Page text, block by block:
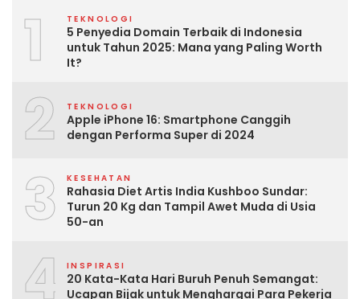
1 TEKNOLOGI
5 Penyedia Domain Terbaik di Indonesia
untuk Tahun 2025: Mana yang Paling Worth
It?
2 TEKNOLOGI
Apple iPhone 16: Smartphone Canggih
dengan Performa Super di 2024
3 KESEHATAN
Rahasia Diet Artis India Kushboo Sundar:
Turun 20 Kg dan Tampil Awet Muda di Usia
50-an
4 INSPIRASI
20 Kata-Kata Hari Buruh Penuh Semangat:
Ucapan Bijak untuk Menghargai Para Pekerja